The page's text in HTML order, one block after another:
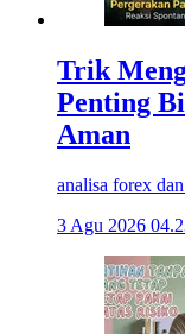
Trik
Penting
Aman
analisa forex
3 Agu 2026